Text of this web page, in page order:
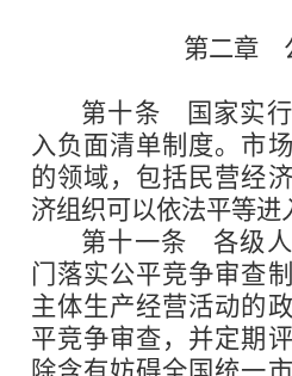
第二章
第十条 国家实行
入负面清单制度。市
的领域，包括民营经
济组织可以依法平等进
第十一条 各级人
门落实公平竞争审查
主体生产经营活动的
平竞争审查，并定期